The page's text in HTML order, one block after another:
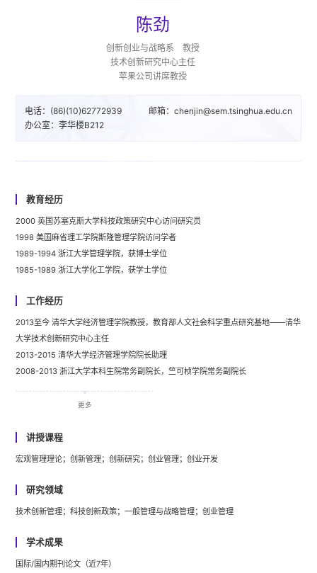
陈劲
创新创业与战略系 教授
技术创新研究中心主任
苹果公司讲席教授
电话：(86)(10)62772939
办公室：李华楼B212
邮箱：chenjin@sem.tsinghua.edu.cn
教育经历
2000 英国苏塞克斯大学科技政策研究中心访问研究员
1998 美国麻省理工学院斯隆管理学院访问学者
1989-1994 浙江大学管理学院，获博士学位
1985-1989 浙江大学化工学院，获学士学位
工作经历
2013至今 清华大学经济管理学院教授，教育部人文社会科学重点研究基地——清华
大学技术创新研究中心主任
2013-2015 清华大学经济管理学院院长助理
2008-2013 浙江大学本科生院常务副院长，竺可桢学院常务副院长
2006 浙江大学科教发展战略研究中心（教育部战略研究基地）主任
副主任
1998 浙江大学创新与发展研究中心副主任
1994 浙江大学管理学院助理教授
更多
讲授课程
宏观管理理论；创新管理；创新研究；创业管理；创业开发
研究领域
技术创新管理；科技创新政策；一般管理与战略管理；创业管理
学术成果
国际/国内期刊论文（近7年）